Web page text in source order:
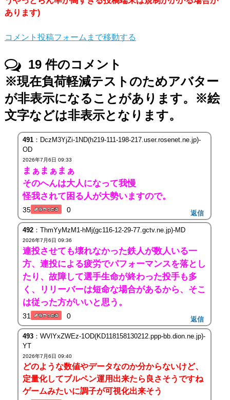
あります)
コメント投稿フォームまで移動する
19件のコメント
※現在負荷軽減テストのためアバター
が非表示になることがあります。※絵
文字などは非表示となります。
491：DczM3YjZi-1ND(h219-111-198-217.user.rosenet.ne.jp)-
OD
2026年7月6日 09:33
まぁまぁまぁ
そのへんは大人になって我慢
怪我されて困る人が大勢いますので。
35 0 返信
492：ThmYyMzM1-hMj(gc116-12-29-77.gctv.ne.jp)-MD
2026年7月6日 09:36
連投させても壊れなかった鉄人が数人いる一
方、連投による疲労でパフォーマンスを落とし
たり、故障して選手生命が終わった投手も多
く、リリーバーは短命な場合があるから、そこ
は従った方がいいと思う。
31 0 返信
493：WVlYxZWEz-1OD(KD118158130212.ppp-bb.dion.ne.jp)-
YT
2026年7月6日 09:40
どのような数値やデータなのか分からないけど、
定量化してブルペン運用出来たら良さそうですね
ゲームみたいに調子が可視化出来そう